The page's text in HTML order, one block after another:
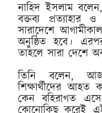
নাহিদ ইসলাম বলেন,
বক্তব্য
সারাদেশে
অনুষ্ঠিত হবে।
তাহলে সারা দেশে
তিনি বলেন, আজ
শিক্ষার্থীদের আহত
কেন বহিরাগত